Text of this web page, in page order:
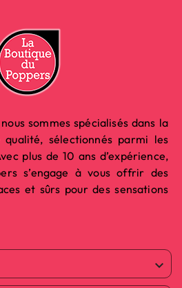
sommes spécialisés dans la
sélectionnés parmi les
plus de 10 ans d’expérience,
s’engage à vous offrir des
et sûrs pour des sensations
